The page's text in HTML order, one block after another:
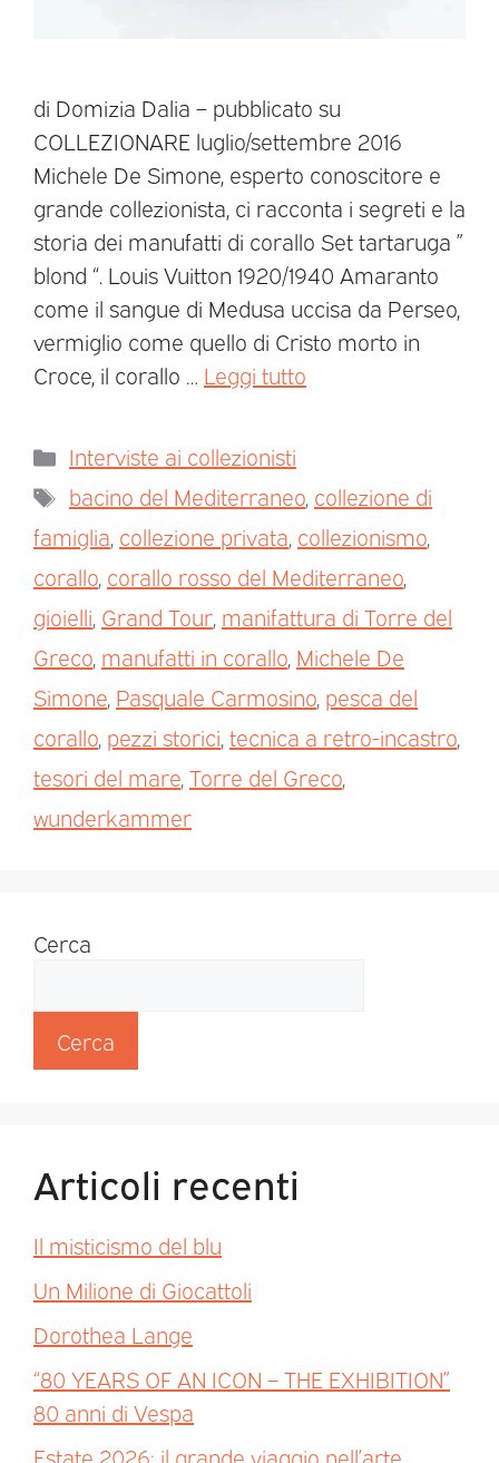
di Domizia Dalia – pubblicato su
COLLEZIONARE luglio/settembre 2016
Michele De Simone, esperto conoscitore e
grande collezionista, ci racconta i segreti e la
storia dei manufatti di corallo Set tartaruga ”
blond “. Louis Vuitton 1920/1940 Amaranto
come il sangue di Medusa uccisa da Perseo,
vermiglio come quello di Cristo morto in
Croce, il corallo … Leggi tutto
Interviste ai collezionisti
bacino del Mediterraneo, collezione di
famiglia, collezione privata, collezionismo,
corallo, corallo rosso del Mediterraneo,
gioielli, Grand Tour, manifattura di Torre del
Greco, manufatti in corallo, Michele De
Simone, Pasquale Carmosino, pesca del
corallo, pezzi storici,tecnica a retro-incastro,
tesori del mare,Torre del Greco,
wunderkammer
Cerca
Cerca
Articoli recenti
Il misticismo del blu
Un Milione di Giocattoli
Dorothea Lange
“80 YEARS OF AN ICON – THE EXHIBITION”
80 anni di Vespa
Estate 2026: il grande viaggio nell’arte